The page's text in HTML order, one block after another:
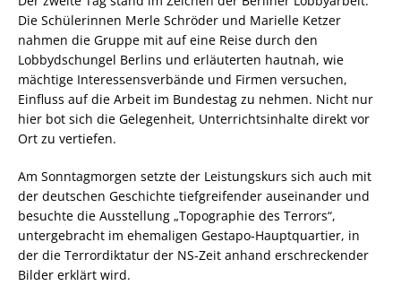
Die Schülerinnen Merle Schröder und Marielle Ketzer
nahmen die Gruppe mit auf eine Reise durch den
Lobbydschungel Berlins und erläuterten hautnah, wie
mächtige Interessensverbände und Firmen versuchen,
Einfluss auf die Arbeit im Bundestag zu nehmen. Nicht nur
hier bot sich die Gelegenheit, Unterrichtsinhalte direkt vor
Ort zu vertiefen.
Am Sonntagmorgen setzte der Leistungskurs sich auch mit
der deutschen Geschichte tiefgreifender auseinander und
besuchte die Ausstellung „Topographie des Terrors“,
untergebracht im ehemaligen Gestapo-Hauptquartier, in
der die Terrordiktatur der NS-Zeit anhand erschreckender
Bilder erklärt wird.